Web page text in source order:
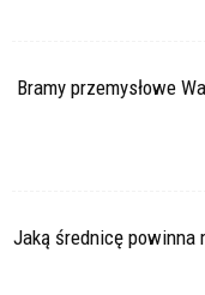
Bramy przemysłowe
Jaką średnicę powinna